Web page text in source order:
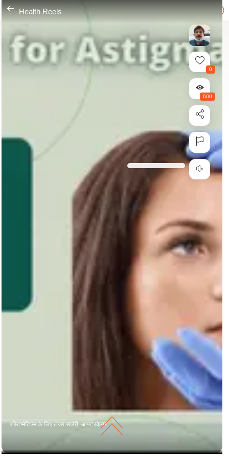
Health Reels
एस्टिग्मेटिज्म के लिए लेजर सर्जरी: आफ्टरकेयर
0
600